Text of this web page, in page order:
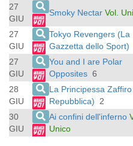
27
GIU
Smoky Nectar Vol.
27
GIU
Tokyo Revengers (La
Gazzetta dello Sport)
27
GIU
You and I are Polar
Opposites 6
28
GIU
La Principessa
Repubblica) 2
30
GIU
Ai confini dell'inferno
Unico